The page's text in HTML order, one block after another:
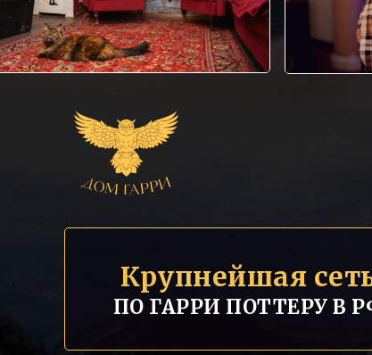
Крупнейшая
ПО ГАРРИ ПОТТЕРУ В